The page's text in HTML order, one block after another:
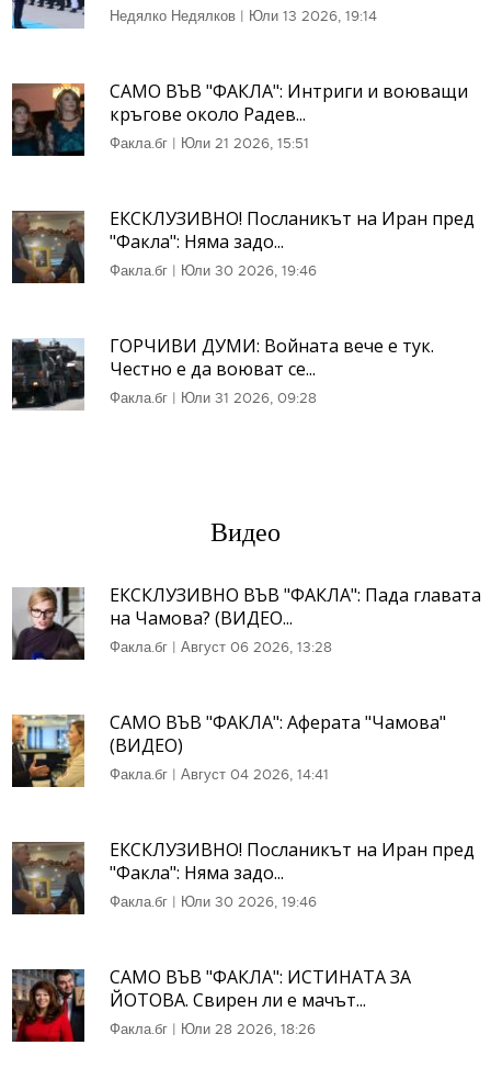
Недялко Недялков | Юли 13 2026, 19:14
САМО ВЪВ "ФАКЛА": Интриги и воюващи
кръгове около Радев...
Факла.бг | Юли 21 2026, 15:51
ЕКСКЛУЗИВНО! Посланикът на Иран пред
"Факла": Няма задо...
Факла.бг | Юли 30 2026, 19:46
ГОРЧИВИ ДУМИ: Войната вече е тук.
Честно е да воюват се...
Факла.бг | Юли 31 2026, 09:28
Видео
ЕКСКЛУЗИВНО ВЪВ "ФАКЛА": Пада главата
на Чамова? (ВИДЕО...
Факла.бг | Август 06 2026, 13:28
САМО ВЪВ "ФАКЛА": Аферата "Чамова"
(ВИДЕО)
Факла.бг | Август 04 2026, 14:41
ЕКСКЛУЗИВНО! Посланикът на Иран пред
"Факла": Няма задо...
Факла.бг | Юли 30 2026, 19:46
САМО ВЪВ "ФАКЛА": ИСТИНАТА ЗА
ЙОТОВА. Свирен ли е мачът...
Факла.бг | Юли 28 2026, 18:26